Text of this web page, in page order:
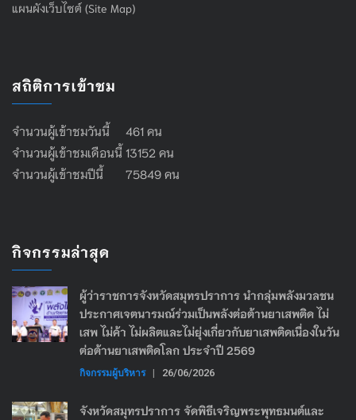
แผนผังเว็บไซต์ (Site Map)
สถิติการเข้าชม
จำนวนผู้เข้าชมวันนี้ 461 คน
จำนวนผู้เข้าชมเดือนนี้ 13152 คน
จำนวนผู้เข้าชมปีนี้ 75849 คน
กิจกรรมล่าสุด
ผู้ว่าราชการจังหวัดสมุทรปราการ นำกลุ่มพลังมวลชน
ประกาศเจตนารมณ์ร่วมเป็นพลังต่อต้านยาเสพติด ไม่
เสพ ไม่ค้า ไม่ผลิตและไม่ยุ่งเกี่ยวกับยาเสพติดเนื่องในวัน
ต่อต้านยาเสพติดโลก ประจำปี 2569
กิจกรรมผู้บริหาร | 26/06/2026
จังหวัดสมุทรปราการ จัดพิธีเจริญพระพุทธมนต์และ